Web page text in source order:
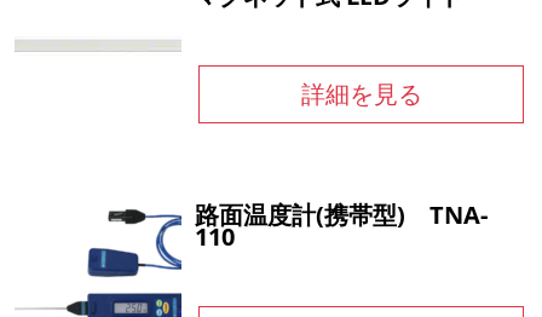
詳細を見る
路面温度計(携帯型) TNA-
110